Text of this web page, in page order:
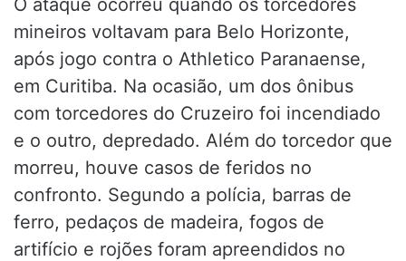
O ataque ocorreu quando os torcedores
mineiros voltavam para Belo Horizonte,
após jogo contra o Athletico Paranaense,
em Curitiba. Na ocasião, um dos ônibus
com torcedores do Cruzeiro foi incendiado
e o outro, depredado. Além do torcedor que
morreu, houve casos de feridos no
confronto. Segundo a polícia, barras de
ferro, pedaços de madeira, fogos de
artifício e rojões foram apreendidos no